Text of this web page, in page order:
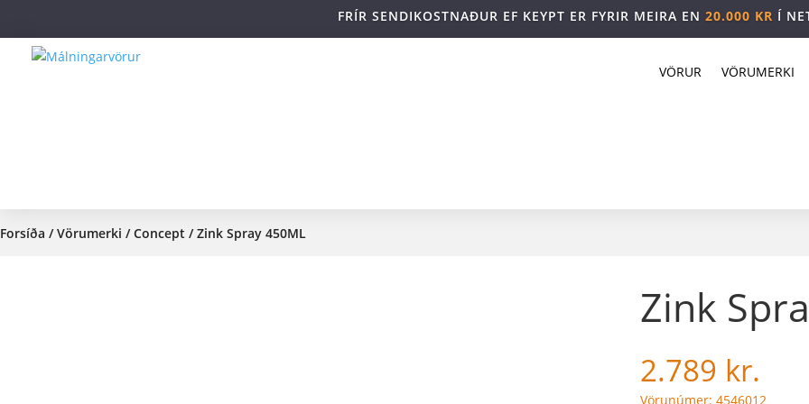
FRÍR SENDIKOSTNAÐUR EF KEYPT ER FYRIR MEIRA EN 20.000 KR Í
VÖRUR VÖRUMERKI
Forsíða /Vörumerki /Concept / Zink Spray 450ML
Zink
2.789 kr.
Vörunúmer: 4546012